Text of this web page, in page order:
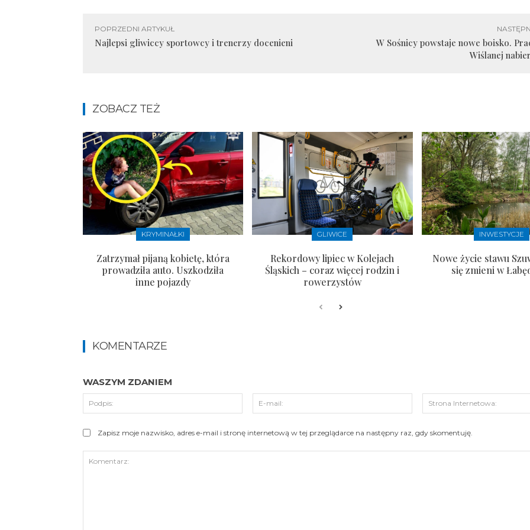
POPRZEDNI ARTYKUŁ
Najlepsi gliwiccy sportowcy i trenerzy docenieni
W Sośnicy powstaje nowe boisko.
Wiślanej
ZOBACZ TEŻ
KRYMINAŁKI
Zatrzymał pijaną kobietę, która
prowadziła auto. Uszkodziła
inne pojazdy
GLIWICE
Rekordowy lipiec w Kolejach
Śląskich – coraz więcej rodzin i
rowerzystów
INWESTYCJE
Nowe życie stawu
się zmieni w
KOMENTARZE
WASZYM ZDANIEM
Podpis:
mail:
Zapisz moje nazwisko, adres e-mail i stronę internetową w tej przeglądarce na następny raz, gdy skomentuję.